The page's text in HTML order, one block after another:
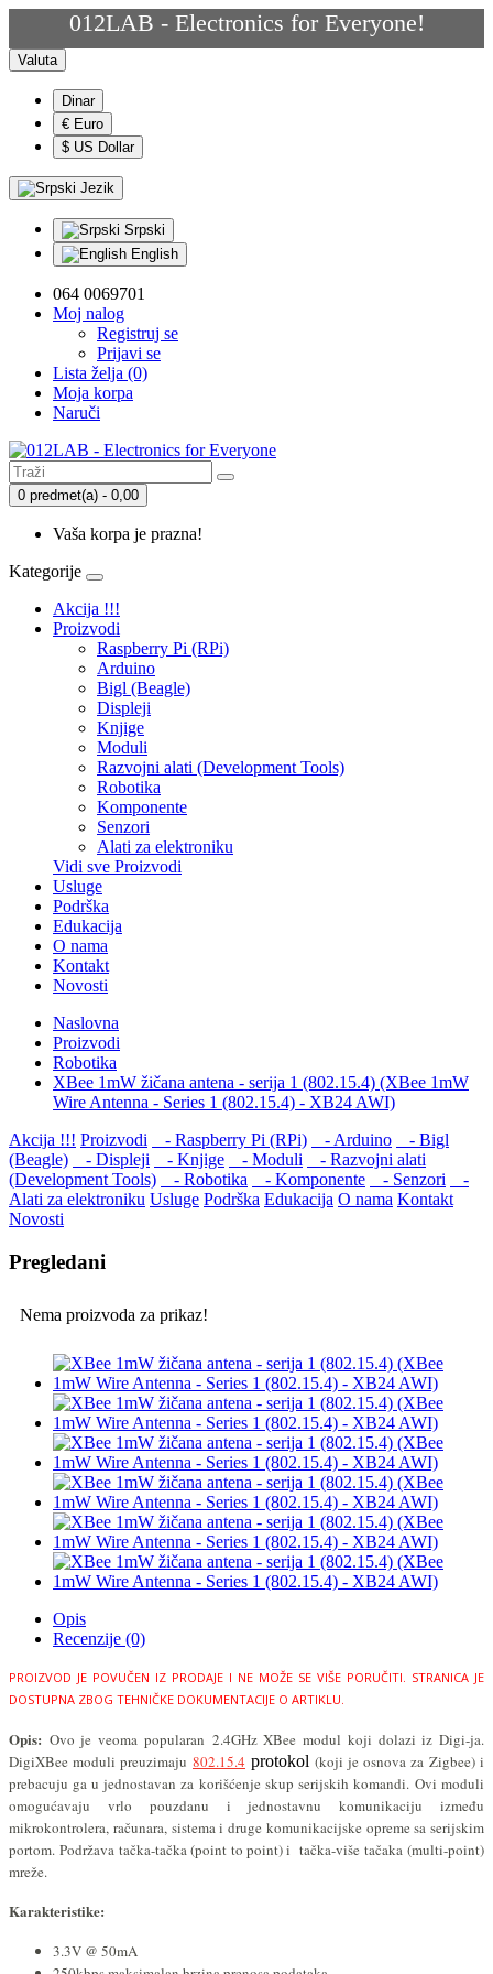
012LAB - Electronics for Everyone!
Valuta
Dinar
€ Euro
$ US Dollar
Jezik
Srpski
English
064 0069701
Moj nalog
Registruj se
Prijavi se
Lista želja (0)
Moja korpa
Naruči
0 predmet(a) - 0,00
Vaša korpa je prazna!
Kategorije
Akcija !!!
Proizvodi
Raspberry Pi (RPi)
Arduino
Bigl (Beagle)
Displеji
Knjige
Moduli
Razvojni alati (Development Tools)
Robotika
Komponente
Senzori
Alati za elektroniku
Vidi sve Proizvodi
Usluge
Podrška
Edukacija
O nama
Kontakt
Novosti
Naslovna
Proizvodi
Robotika
XBee 1mW žičana antena - serija 1 (802.15.4) (XBee 1mW
Wire Antenna - Series 1 (802.15.4) - XB24 AWI)
Akcija !!! Proizvodi - Raspberry Pi (RPi) - Arduino
- Bigl
(Beagle)
- Displеji - Knjige - Moduli
- Razvojni alati
(Development Tools)
- Robotika - Komponente - Senzori
-
Alati za elektroniku Usluge Podrška Edukacija O nama Kontakt
Novosti
Pregledani
Nema proizvoda za prikaz!
Opis
Recenzije (0)
PROIZVOD JE POVUČEN IZ PRODAJE I NE MOŽE SE VIŠE PORUČITI. STRANICA JE
DOSTUPNA ZBOG TEHNIČKE DOKUMENTACIJE O ARTIKLU.
Opis: Ovo je veoma popularan 2.4GHz XBee modul koji dolazi iz Digi-ja.
DigiXBee moduli preuzimaju 802.15.4 protokol (koji je osnova za Zigbee) i
prebacuju ga u jednostavan za korišćenje skup serijskih komandi.Ovi moduli
omogućavaju vrlo pouzdanu i jednostavnu komunikaciju između
mikrokontrolera, računara, sistema i druge komunikacijske opreme sa serijskim
portom. Podržava tačka-tačka (point to point) i tačka-više tačaka(multi-point)
mreže.
Karakteristike:
3.3V @ 50mA